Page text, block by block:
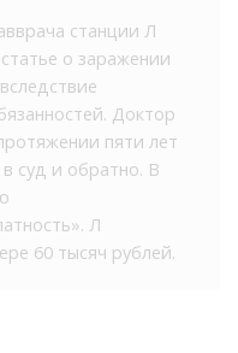
станции Л
о заражении
Доктор
пяти лет
суд и обратно. В
Л
60 тысяч рублей.